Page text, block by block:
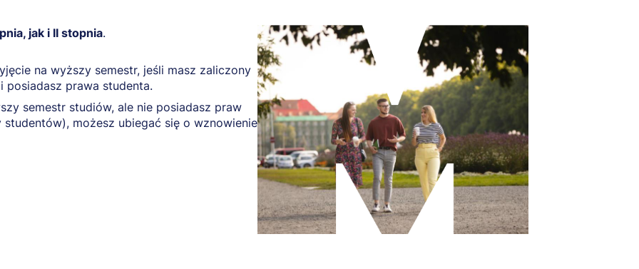
jak i II stopnia.
na wyższy semestr, jeśli masz zaliczony
posiadasz prawa studenta.
semestr studiów, ale nie posiadasz praw
możesz ubiegać się o wznowienie